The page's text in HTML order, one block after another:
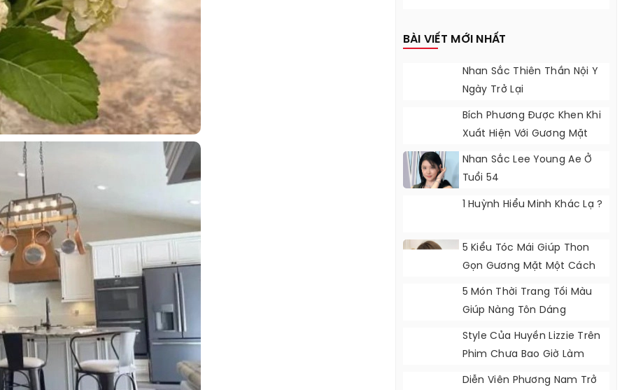
BÀI VIẾT MỚI NHẤT
Nhan Sắc Thiên Thần Nội Y
Ngày Trở Lại
Bích Phương Được Khen Khi
Xuất Hiện Với Gương Mặt
Khác Lạ
Nhan Sắc Lee Young Ae Ở
Tuổi 54
1 Huỳnh Hiểu Minh Khác Lạ ?
5 Kiểu Tóc Mái Giúp Thon
Gọn Gương Mặt Một Cách
Tự Nhiên
5 Món Thời Trang Tối Màu
Giúp Nàng Tôn Dáng
Style Của Huyền Lizzie Trên
Phim Chưa Bao Giờ Làm
Khán Giả Thất Vọng
Diễn Viên Phương Nam Trở